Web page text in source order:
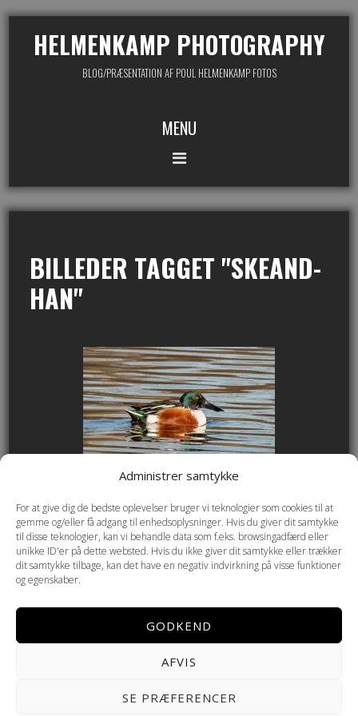
Administrer samtykke
For at give dig de bedste oplevelser bruger vi teknologier som cookies til at
gemme og/eller få adgang til enhedsoplysninger. Hvis du giver dit samtykke
til disse teknologier, kan vi behandle data som f.eks. browsingadfærd eller
unikke ID'er på dette websted. Hvis du ikke giver dit samtykke eller trækker
dit samtykke tilbage, kan det have en negativ indvirkning på visse funktioner
og egenskaber.
GODKEND
AFVIS
SE PRÆFERENCER
HELMENKAMP PHOTOGRAPHY
BLOG/PRÆSENTATION AF POUL HELMENKAMP FOTOS
MENU
BILLEDER TAGGET "SKEAND-
HAN"
Copyright © 2026 Helmenkamp PHOTOGRAPHY ·